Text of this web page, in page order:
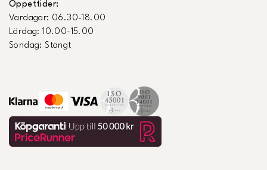
Öppettider:
Vardagar: 06.30-18.00
Lördag: 10.00-15.00
Söndag: Stängt